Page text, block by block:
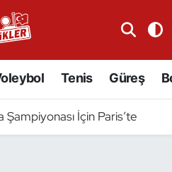
Tenis Güreş
İçin Paris’te